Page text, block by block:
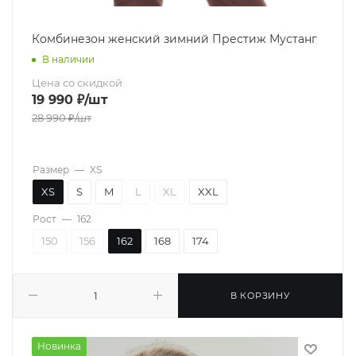
Комбинезон женский зимний Престиж Мустанг
В наличии
Цена со скидкой
19 990 ₽/шт
28 990₽/шт
В КОРЗИНУ
Размер — XS
XS S M L XL XXL
Рост — 162
150 156 162 168 174
Новинка